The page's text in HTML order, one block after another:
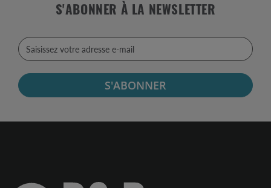
S'ABONNER À LA NEWSLETTER
S'ABONNER